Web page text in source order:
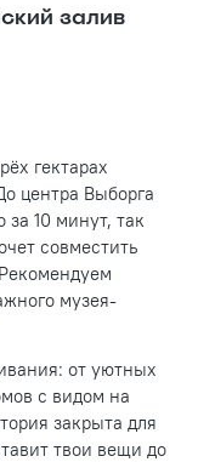
залив
гектарах
центра Выборга
10 минут, так
совместить
музея-
от уютных
с видом на
закрыта для
твои вещи до